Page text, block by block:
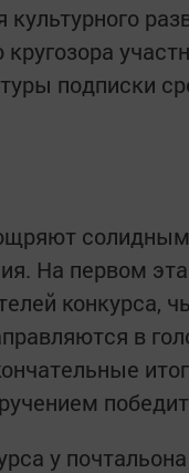
подписки
На первом
конкурса,
в
у